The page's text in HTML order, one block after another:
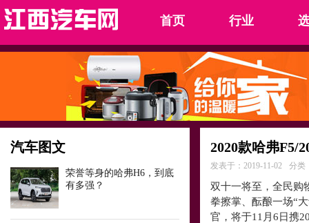
首页 行业
汽车图文
荣誉等身的哈弗H6，到底
有多强？
2020款哈弗F5/
发表于：2019-11-02 分类
双十一将至，全民购
拳擦掌、酝酿一场“
官，将于11月6日携